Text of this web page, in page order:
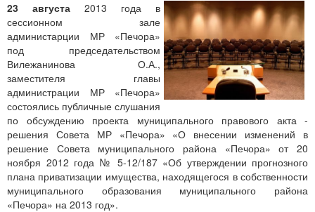
23 августа 2013 года в
сессионном зале
администарции МР «Печора»
под председательством
Вилежанинова О.А.,
заместителя главы
администрации МР «Печора»
состоялись публичные слушания
по обсуждению проекта муниципального правового акта -
решения Совета МР «Печора» «О внесении изменений в
решение Совета муниципального района «Печора» от 20
ноября 2012 года № 5-12/187 «Об утверждении прогнозного
плана приватизации имущества, находящегося в собственности
муниципального образования муниципального района
«Печора» на 2013 год».